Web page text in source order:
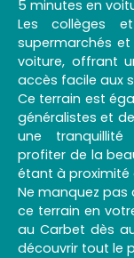
5 minutes en
Les collèges
supermarchés
voiture, offrant
accès facile aux
Ce terrain est
généralistes et
une tranquillité
profiter de la
étant à proximité
Ne manquez
ce terrain en
au Carbet dès
découvrir tout le